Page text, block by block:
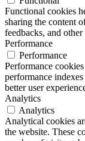
Functional cookies
sharing the content
feedbacks, and
Performance
Performance
Performance
performance
better user
Analytics
Analytics
Analytical cookies
the website. These